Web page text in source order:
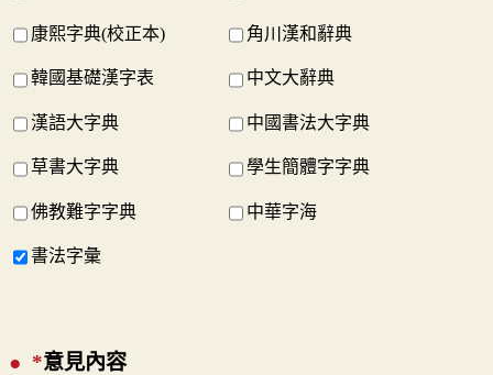
康熙字典(校正本) 角川漢和辭典
韓國基礎漢字表 中文大辭典
漢語大字典 中國書法大字典
草書大字典 學生簡體字字典
佛教難字字典 中華字海
書法字彙
*意見內容